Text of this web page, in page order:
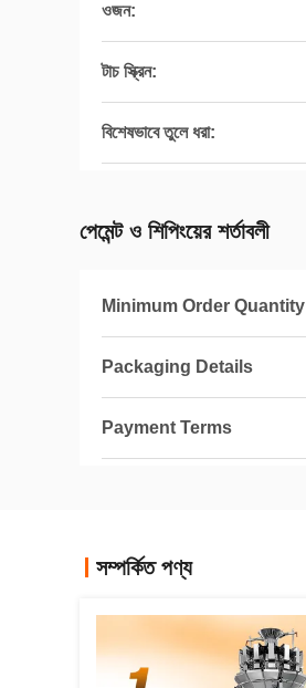
ওজন:
টাচ স্ক্রিন:
বিশেষভাবে তুলে ধরা:
পেমেন্ট ও শিপিংয়ের শর্তাবলী
Minimum Order Quantity
Packaging Details
Payment Terms
সম্পর্কিত পণ্য